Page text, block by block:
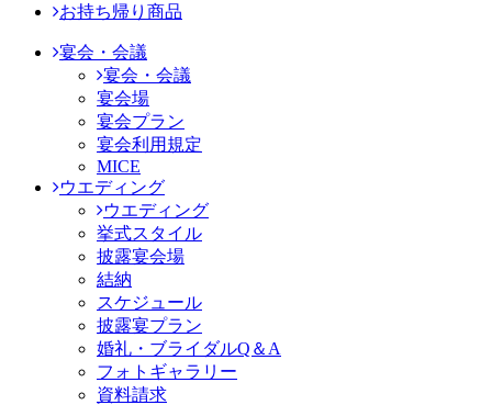
お持ち帰り商品
宴会・会議
宴会・会議
宴会場
宴会プラン
宴会利用規定
MICE
ウエディング
ウエディング
挙式スタイル
披露宴会場
結納
スケジュール
披露宴プラン
婚礼・ブライダルQ＆A
フォトギャラリー
資料請求